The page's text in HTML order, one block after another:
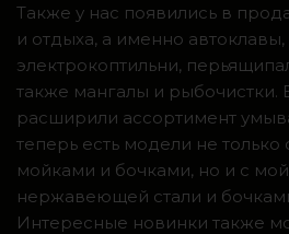
Также у нас появились в
и отдыха, а именно
электрокоптильни,
также мангалы и рыбочистки.
расширили ассортимент
теперь есть модели не
мойками и бочками, но и с
нержавеющей стали и
Интересные новинки также